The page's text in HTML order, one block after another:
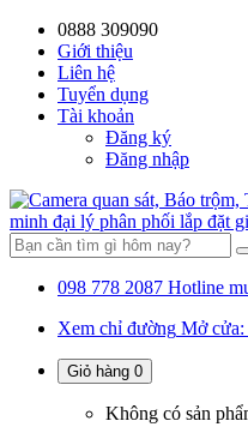
0888 309090
Giới thiệu
Liên hệ
Tuyển dụng
Tài khoản
Đăng ký
Đăng nhập
098 778 2087 Hotline
Xem chỉ đường Mở cửa:
Giỏ hàng 0
Không có sản